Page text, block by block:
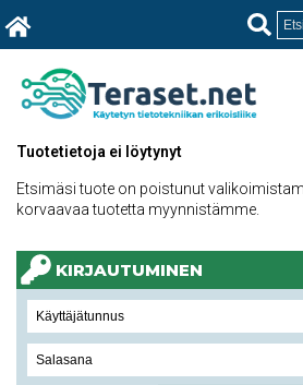
Tuotetietoja ei löytynyt
Etsimäsi tuote on poistunut
korvaavaa tuotetta myynnistämme.
KIRJAUTUMINEN